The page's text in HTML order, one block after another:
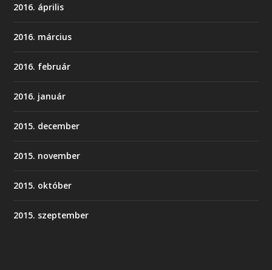
2016. április
2016. március
2016. február
2016. január
2015. december
2015. november
2015. október
2015. szeptember